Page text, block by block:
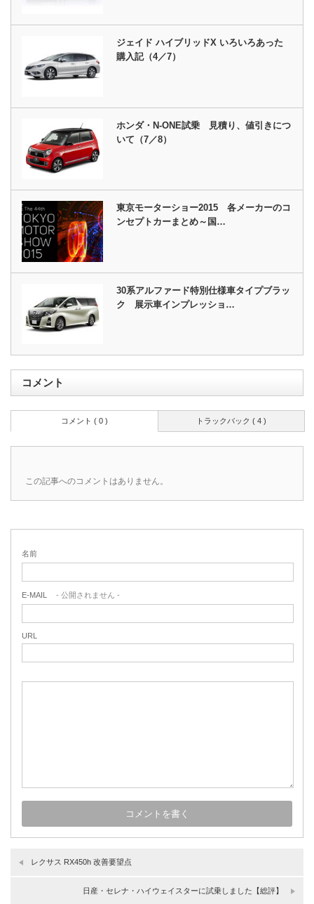
ジェイド ハイブリッドX いろいろあった
購入記（4／7）
ホンダ・N-ONE試乗 見積り、値引きにつ
いて（7／8）
東京モーターショー2015 各メーカーのコ
ンセプトカーまとめ～国…
30系アルファード特別仕様車タイプブラッ
ク 展示車インプレッショ…
コメント
トラックバック ( 4 )
コメント ( 0 )
この記事へのコメントはありません。
名前
E-MAIL - 公開されません -
URL
レクサス RX450h 改善要望点
日産・セレナ・ハイウェイスターに試乗しました【総評】